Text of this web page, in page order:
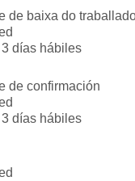
de baixa do
días hábiles
de confirmación
días hábiles